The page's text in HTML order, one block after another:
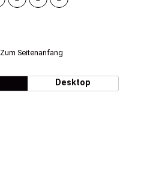
Zum Seitenanfang
Desktop